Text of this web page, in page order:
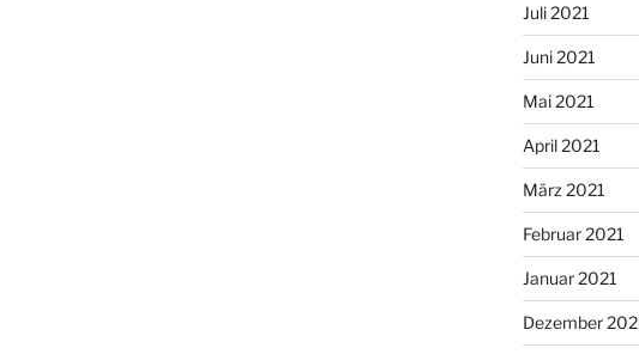
Juli 2021
Juni 2021
Mai 2021
April 2021
März 2021
Februar 2021
Januar 2021
Dezember